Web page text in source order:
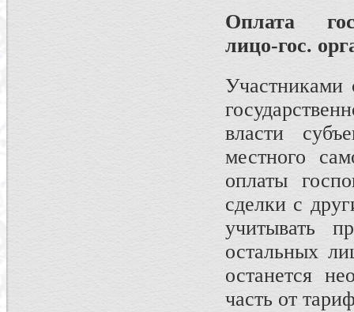
Оплата
лицо-гос.
Участниками
власти
местного
оплаты
сделки с
учитывать
остальных
останется
часть от